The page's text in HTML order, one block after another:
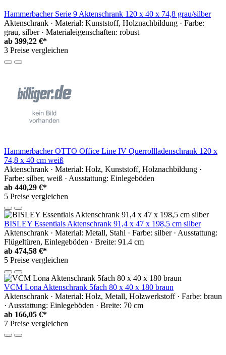
Hammerbacher Serie 9 Aktenschrank 120 x 40 x 74,8 grau/silber
Aktenschrank · Material: Kunststoff, Holznachbildung · Farbe:
grau, silber · Materialeigenschaften: robust
ab 399,22 €*
3 Preise vergleichen
Hammerbacher OTTO Office Line IV Querrollladenschrank 120 x
74,8 x 40 cm weiß
Aktenschrank · Material: Holz, Kunststoff, Holznachbildung ·
Farbe: silber, weiß · Ausstattung: Einlegeböden
ab 440,29 €*
5 Preise vergleichen
BISLEY Essentials Aktenschrank 91,4 x 47 x 198,5 cm silber
Aktenschrank · Material: Metall, Stahl · Farbe: silber · Ausstattung:
Flügeltüren, Einlegeböden · Breite: 91.4 cm
ab 474,58 €*
5 Preise vergleichen
VCM Lona Aktenschrank 5fach 80 x 40 x 180 braun
Aktenschrank · Material: Holz, Metall, Holzwerkstoff · Farbe: braun
· Ausstattung: Einlegeböden · Breite: 70 cm
ab 166,05 €*
7 Preise vergleichen